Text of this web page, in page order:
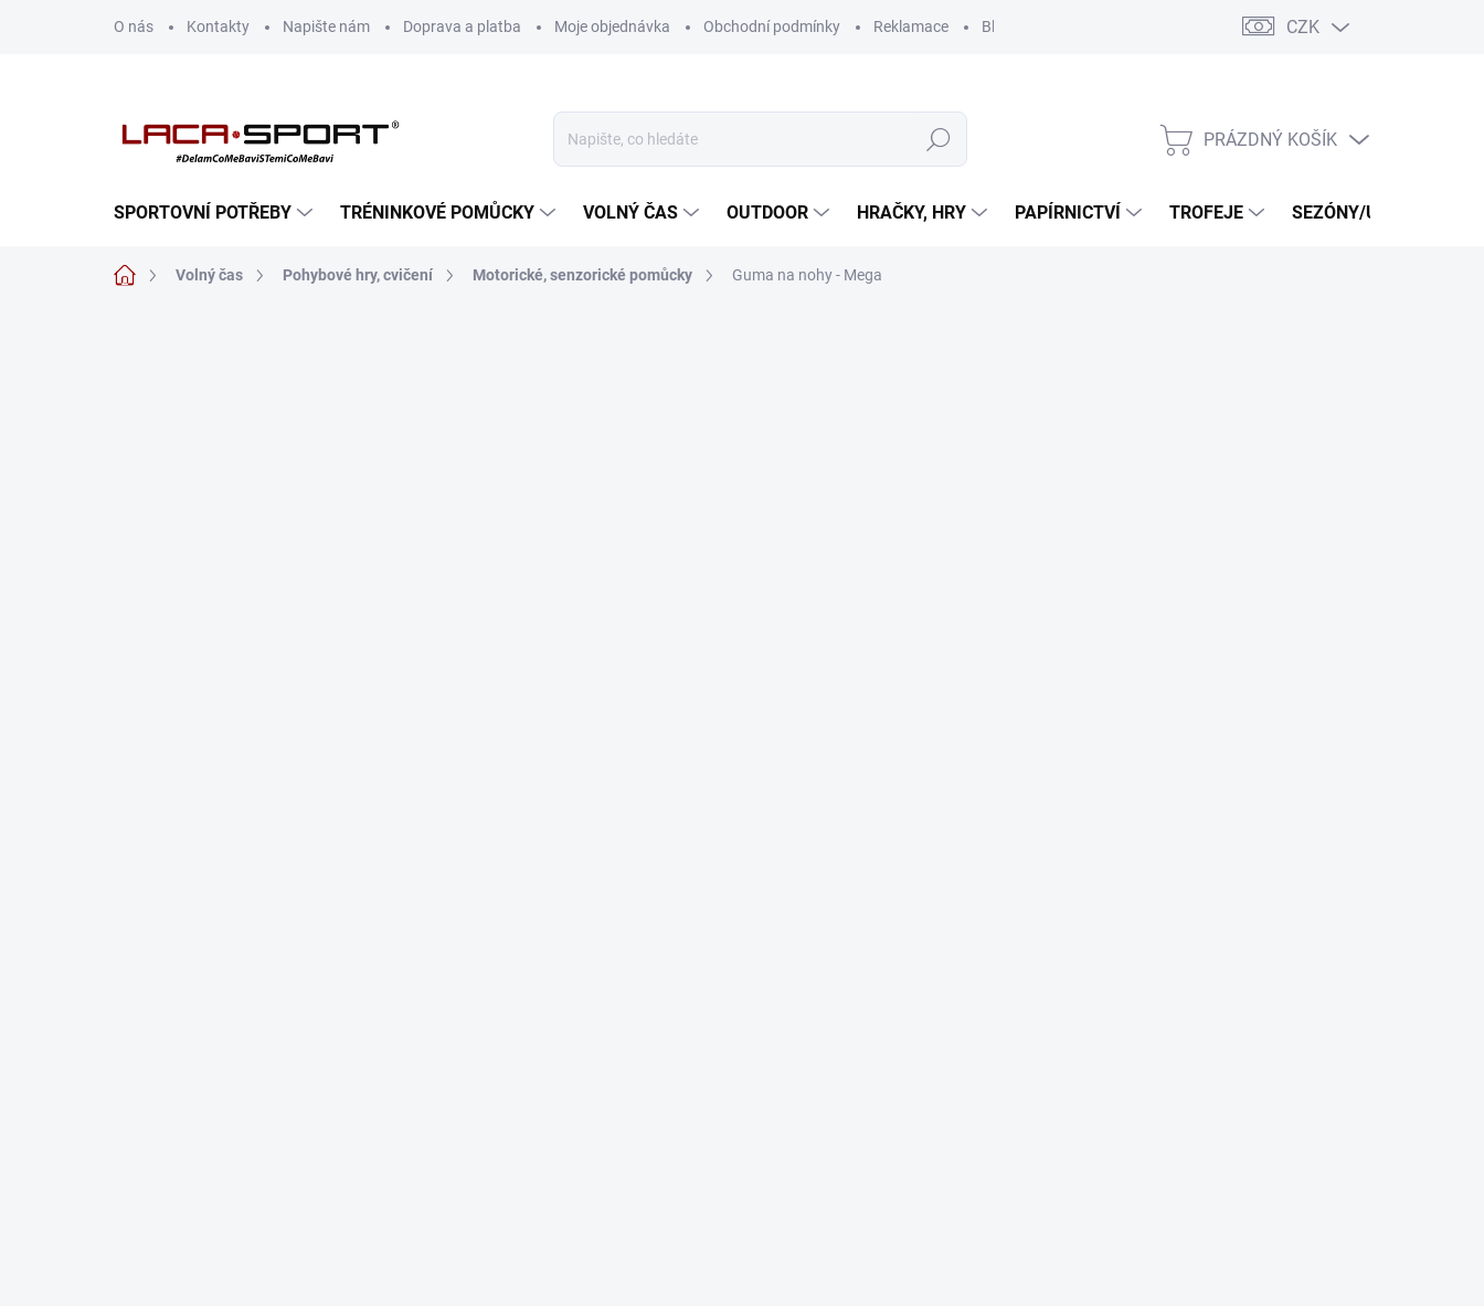
O nás Kontakty Napište nám Doprava a platba Moje objednávka Obchodní podmínky Reklamace Blog CZK
Hledat
NÁKUPNÍ
PRÁZDNÝ KOŠÍK
SPORTOVNÍ POTŘEBY TRÉNINKOVÉ POMŮCKY VOLNÝ ČAS OUTDOOR HRAČKY, HRY PAPÍRNICTVÍ TROFEJE SEZÓNY/UDÁLOSTI
Domů Volný čas Pohybové hry, cvičení Motorické, senzorické pomůcky Guma na nohy - Mega